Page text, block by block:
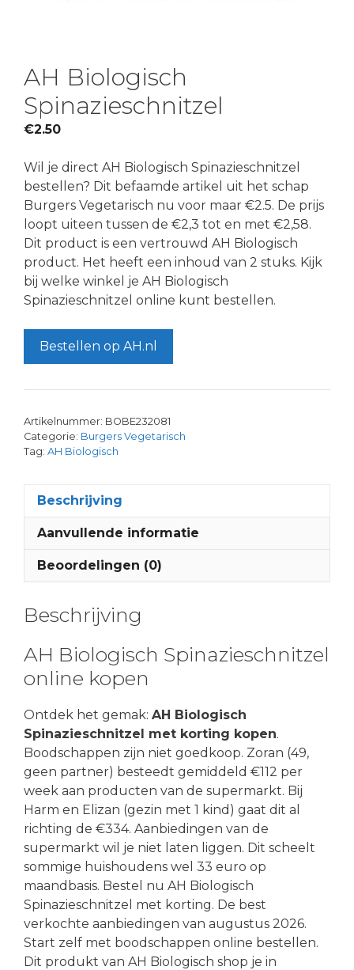
AH Biologisch
Spinazieschnitzel
€2.50
Wil je direct AH Biologisch Spinazieschnitzel
bestellen? Dit befaamde artikel uit het schap
Burgers Vegetarisch nu voor maar €2.5. De prijs
loopt uiteen tussen de €2,3 tot en met €2,58.
Dit product is een vertrouwd AH Biologisch
product. Het heeft een inhoud van 2 stuks. Kijk
bij welke winkel je AH Biologisch
Spinazieschnitzel online kunt bestellen.
Bestellen op AH.nl
Artikelnummer: BOBE232081
Categorie: Burgers Vegetarisch
Tag: AH Biologisch
Beschrijving
Aanvullende informatie
Beoordelingen (0)
Beschrijving
AH Biologisch Spinazieschnitzel
online kopen
Ontdek het gemak: AH Biologisch
Spinazieschnitzel met korting kopen.
Boodschappen zijn niet goedkoop. Zoran (49,
geen partner) besteedt gemiddeld €112 per
week aan producten van de supermarkt. Bij
Harm en Elizan (gezin met 1 kind) gaat dit al
richting de €334. Aanbiedingen van de
supermarkt wil je niet laten liggen. Dit scheelt
sommige huishoudens wel 33 euro op
maandbasis. Bestel nu AH Biologisch
Spinazieschnitzel met korting. De best
verkochte aanbiedingen van augustus 2026.
Start zelf met boodschappen online bestellen.
Dit produkt van AH Biologisch shop je in